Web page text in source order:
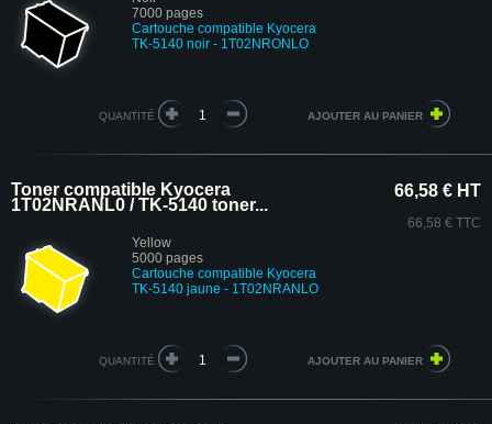
7000 pages
Cartouche compatible Kyocera
TK-5140 noir - 1T02NRONLO
QUANTITÉ
Toner compatible Kyocera
1T02NRANL0 / TK-5140 toner...
Yellow
5000 pages
Cartouche compatible Kyocera
TK-5140 jaune - 1T02NRANLO
66,58 € HT
66,58 € TTC
QUANTITÉ